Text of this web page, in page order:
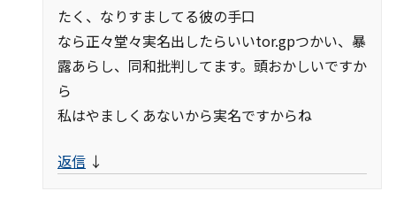
たく、なりすましてる彼の手口
なら正々堂々実名出したらいいtor.gpつかい、暴
露あらし、同和批判してます。頭おかしいですか
ら
私はやましくあないから実名ですからね
返信 ↓